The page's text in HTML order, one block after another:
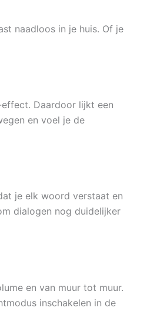
naadloos in je huis. Of je
Daardoor lijkt een
en voel je de
je elk woord verstaat en
dialogen nog duidelijker
en van muur tot muur.
inschakelen in de